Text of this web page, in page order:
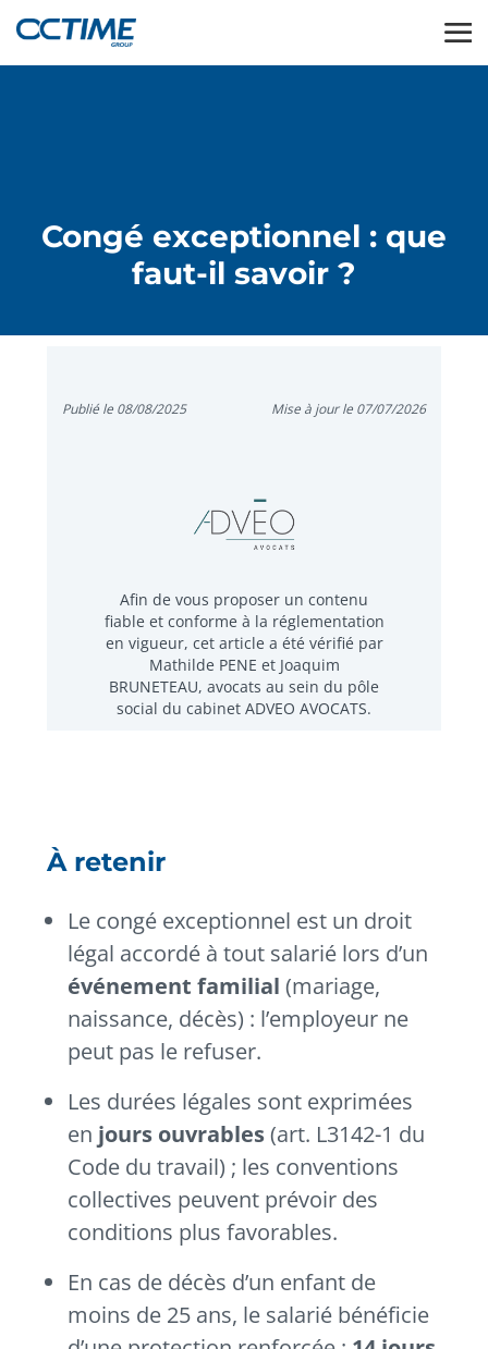
Congé exceptionnel : que
faut-il savoir ?
Publié le 08/08/2025 Mise à jour le 07/07/2026
Afin de vous proposer un contenu
fiable et conforme à la réglementation
en vigueur, cet article a été vérifié par
Mathilde PENE et Joaquim
BRUNETEAU, avocats au sein du pôle
social du cabinet ADVEO AVOCATS.
À retenir
Le congé exceptionnel est un droit
légal accordé à tout salarié lors d’un
événement familial (mariage,
naissance, décès) : l’employeur ne
peut pas le refuser.
Les durées légales sont exprimées
en jours ouvrables(art. L3142-1 du
Code du travail) ; les conventions
collectives peuvent prévoir des
conditions plus favorables.
En cas de décès d’un enfant de
moins de 25 ans, le salarié bénéficie